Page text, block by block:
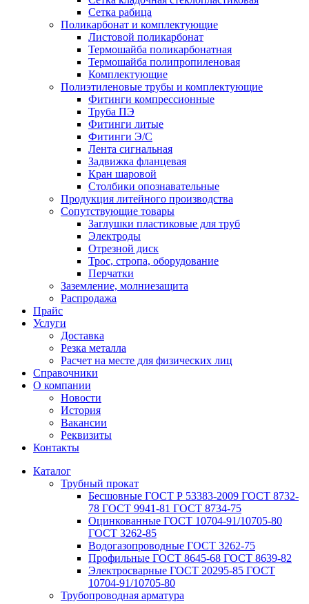
Сетка рабица
Поликарбонат и комплектующие
Листовой поликарбонат
Термошайба поликарбонатная
Термошайба полипропиленовая
Комплектующие
Полиэтиленовые трубы и комплектующие
Фитинги компрессионные
Труба ПЭ
Фитинги литые
Фитинги Э/С
Лента сигнальная
Задвижка фланцевая
Кран шаровой
Столбики опознавательные
Продукция литейного производства
Сопутствующие товары
Заглушки пластиковые для труб
Электроды
Отрезной диск
Трос, стропа, оборудование
Перчатки
Заземление, молниезащита
Распродажа
Прайс
Услуги
Доставка
Резка металла
Расчет на месте для физических лиц
Справочники
О компании
Новости
История
Вакансии
Реквизиты
Контакты
Каталог
Трубный прокат
Беcшовные ГОСТ Р 53383-2009 ГОСТ 8732-
78 ГОСТ 9941-81 ГОСТ 8734-75
Оцинкованные ГОСТ 10704-91/10705-80
ГОСТ 3262-85
Водогазопроводные ГОСТ 3262-75
Профильные ГОСТ 8645-68 ГОСТ 8639-82
Электросварные ГОСТ 20295-85 ГОСТ
10704-91/10705-80
Трубопроводная арматура